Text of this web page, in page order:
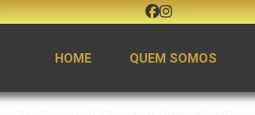
HOME QUEM SOMOS